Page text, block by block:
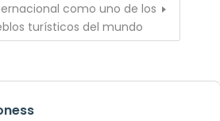
como uno de los
turísticos del mundo